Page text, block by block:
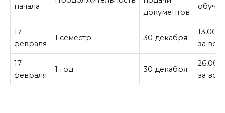
начала
документов
17
февраля
1 семестр 30 декабря
за все
17
февраля
1 год 30 декабря
за все